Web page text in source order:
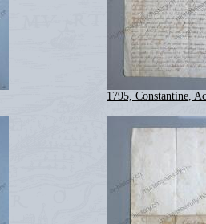
1795, Constantine,